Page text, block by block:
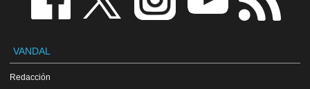
VANDAL
Redacción